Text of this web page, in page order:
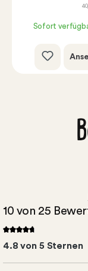
Sofort
10 von 25
4.8 von 5 Sternen